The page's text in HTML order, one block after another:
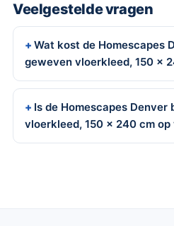
Veelgestelde vragen
Wat kost de Homescapes
geweven vloerkleed, 150 x
Is de Homescapes
vloerkleed, 150 x 240 cm op